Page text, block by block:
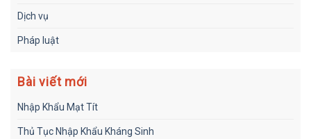
Dịch vụ
Pháp luật
Bài viết mới
Nhập Khẩu Mạt Tít
Thủ Tục Nhập Khẩu Kháng Sinh